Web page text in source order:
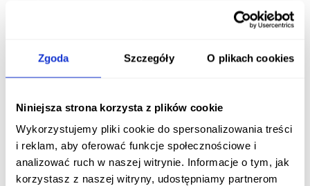
Zgoda Szczegóły O plikach cookies
Niniejsza strona korzysta z plików cookie
Wykorzystujemy pliki cookie do spersonalizowania treści
i reklam, aby oferować funkcje społecznościowe i
analizować ruch w naszej witrynie. Informacje o tym, jak
korzystasz z naszej witryny, udostępniamy partnerom
wystąpi krwawienie z odstawienia wyglądające jak
Jak dawkować lek u dzieci?
Stosowanie produktu leczniczego Stediril 30 przed
wystąpieniem menstruacji nie jest wskazane.
Rozpocznij konsultację z Stediril 30
Otrzymaj konsultację lekarską na ten lek bez